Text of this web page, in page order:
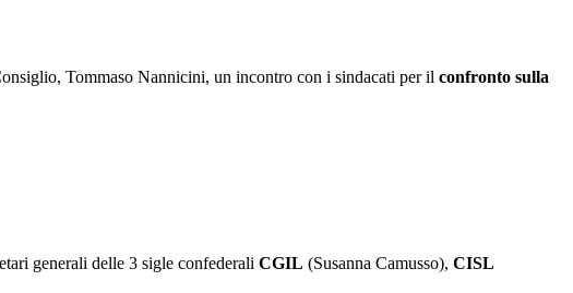
Tommaso Nannicini, un incontro con i sindacati per il confronto sulla
generali delle 3 sigle confederali CGIL (Susanna Camusso), CISL